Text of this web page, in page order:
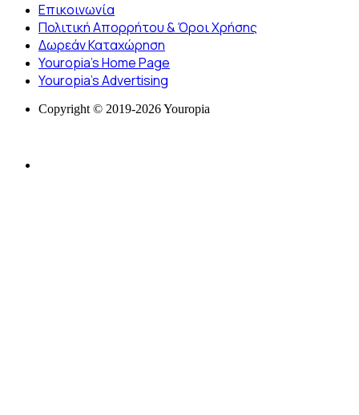
Επικοινωνία
Πολιτική Απορρήτου & Όροι Χρήσης
Δωρεάν Καταχώρηση
Youropia’s Home Page
Youropia’s Advertising
Copyright © 2019-2026 Youropia